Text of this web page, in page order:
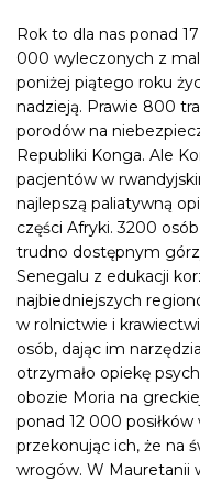
Rok to dla nas ponad
000 wyleczonych z
poniżej piątego roku
nadzieją. Prawie 800
porodów na
Republiki Konga. Ale
pacjentów w
najlepszą paliatywną
części Afryki. 3200
trudno dostępnym
Senegalu z edukacji
najbiedniejszych
w rolnictwie i
osób, dając im
otrzymało opiekę
obozie Moria na
ponad 12 000
przekonując ich, że na
wrogów. W Mauretanii